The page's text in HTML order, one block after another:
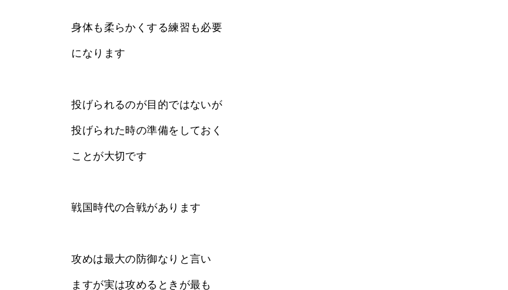
身体も柔らかくする練習も必要
になります
投げられるのが目的ではないが
投げられた時の準備をしておく
ことが大切です
戦国時代の合戦があります
攻めは最大の防御なりと言い
ますが実は攻めるときが最も